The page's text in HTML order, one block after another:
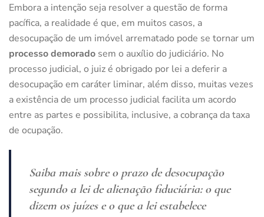
Embora a intenção seja resolver a questão de forma
pacífica, a realidade é que, em muitos casos, a
desocupação de um imóvel arrematado pode se tornar um
processo demorado sem o auxílio do judiciário. No
processo judicial, o juiz é obrigado por lei a deferir a
desocupação em caráter liminar, além disso, muitas vezes
a existência de um processo judicial facilita um acordo
entre as partes e possibilita, inclusive, a cobrança da taxa
de ocupação.
Saiba mais sobreo prazo de desocupação
segundo a lei de alienação fiduciária: o que
dizem os juízes e o que a lei estabelece